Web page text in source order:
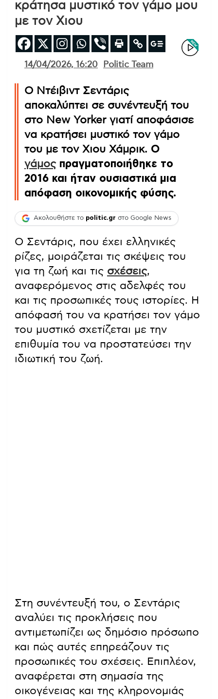
κράτησα μυστικό τον γάμο μου
με τον Χιου
14/04/2026, 16:20 Politic Team
Ο Ντέιβιντ Σεντάρις
αποκαλύπτει σε συνέντευξή του
στο New Yorker γιατί αποφάσισε
να κρατήσει μυστικό τον γάμο
του με τον Χιου Χάμρικ. Ο
γάμοςπραγματοποιήθηκε το
2016 και ήταν ουσιαστικά μια
απόφαση οικονομικής φύσης.
Ακολουθήστε το politic.gr στο Google News
Ο Σεντάρις, που έχει ελληνικές
ρίζες, μοιράζεται τις σκέψεις του
για τη ζωή και τις σχέσεις,
αναφερόμενος στις αδελφές του
και τις προσωπικές τους ιστορίες. Η
απόφασή του να κρατήσει τον γάμο
του μυστικό σχετίζεται με την
επιθυμία του να προστατεύσει την
ιδιωτική του ζωή.
Στη συνέντευξή του, ο Σεντάρις
αναλύει τις προκλήσεις που
αντιμετωπίζει ως δημόσιο πρόσωπο
και πώς αυτές επηρεάζουν τις
προσωπικές του σχέσεις. Επιπλέον,
αναφέρεται στη σημασία της
οικογένειας και της κληρονομιάς